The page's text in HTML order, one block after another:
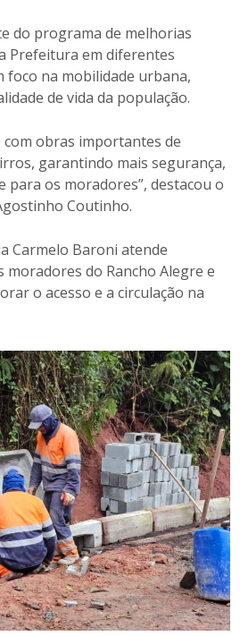
do programa de melhorias
Prefeitura em diferentes
foco na mobilidade urbana,
de vida da população.
com obras importantes de
garantindo mais segurança,
para os moradores”, destacou o
Coutinho.
Carmelo Baroni atende
moradores do Rancho Alegre e
o acesso e a circulação na